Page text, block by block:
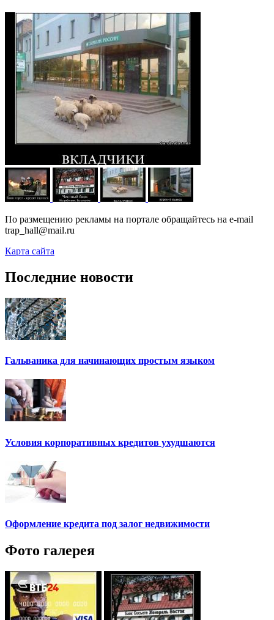
По размещению рекламы на портале обращайтесь на e-mail
trap_hall@mail.ru
Карта сайта
Последние новости
Гальваника для начинающих простым языком
Условия корпоративных кредитов ухудшаются
Оформление кредита под залог недвижимости
Фото галерея